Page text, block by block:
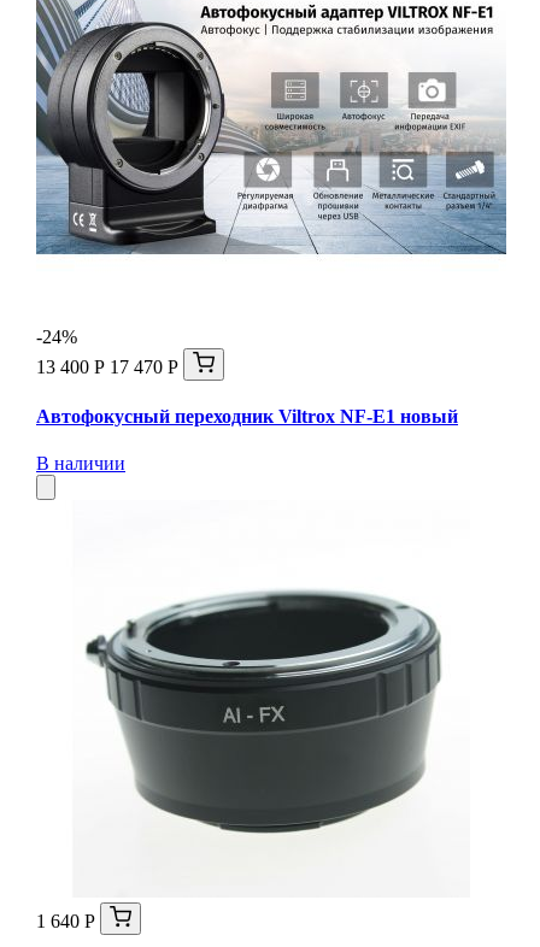
-24%
13 400 Р 17 470 Р
Автофокусный переходник Viltrox NF-E1 новый
В наличии
1 640 Р